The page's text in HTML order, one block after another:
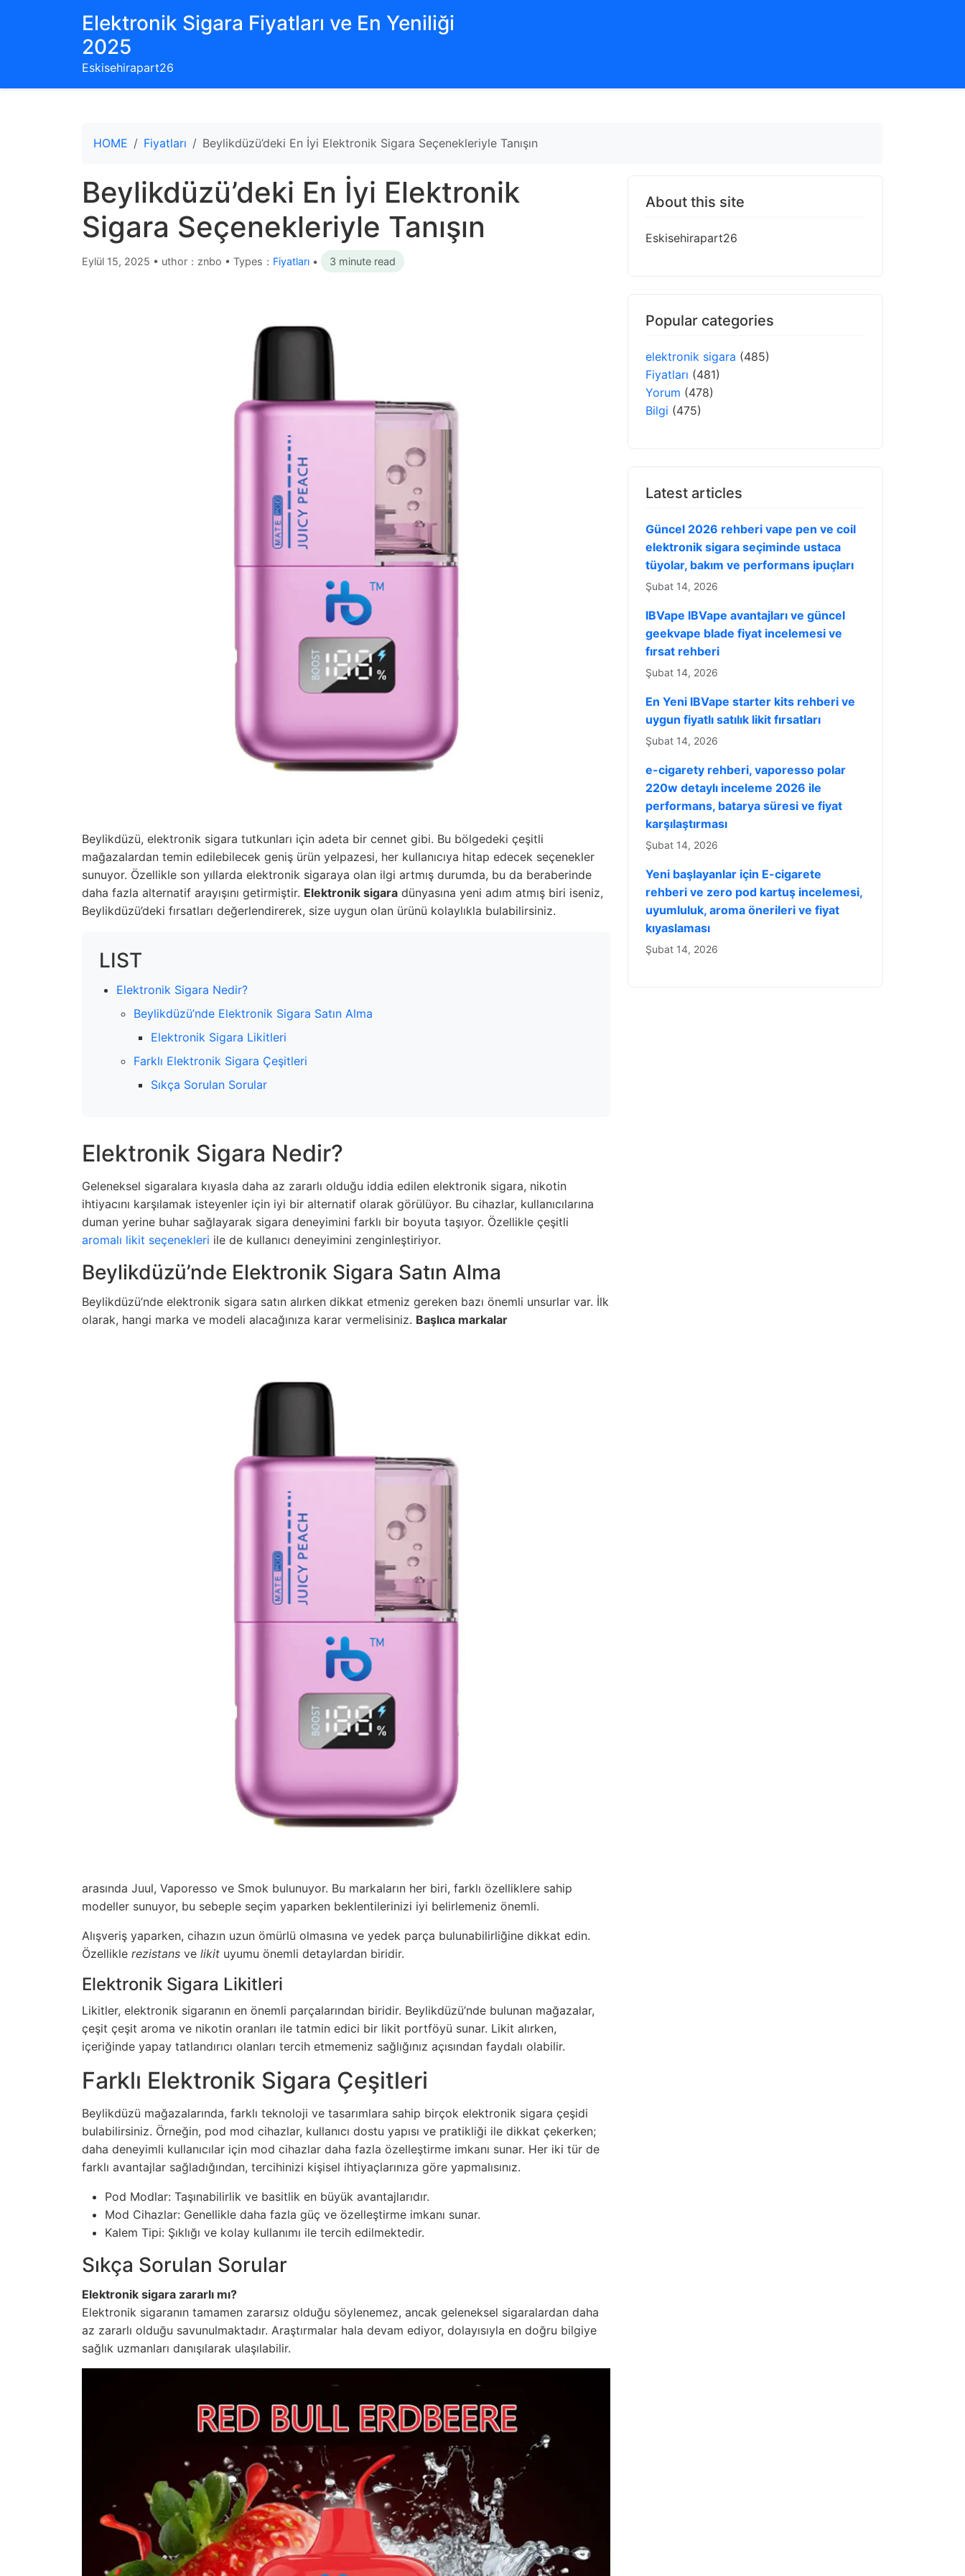
Elektronik Sigara Fiyatları ve En Yeniliği
2025
Eskisehirapart26
HOME Fiyatları Beylikdüzü’deki En İyi Elektronik Sigara Seçenekleriyle Tanışın
Beylikdüzü’deki En İyi Elektronik
Sigara Seçenekleriyle Tanışın
Eylül 15, 2025 • uthor：znbo • Types： Fiyatları • 3 minute read
Beylikdüzü, elektronik sigara tutkunları için adeta bir cennet gibi. Bu bölgedeki çeşitli
mağazalardan temin edilebilecek geniş ürün yelpazesi, her kullanıcıya hitap edecek seçenekler
sunuyor. Özellikle son yıllarda elektronik sigaraya olan ilgi artmış durumda, bu da beraberinde
daha fazla alternatif arayışını getirmiştir. Elektronik sigara dünyasına yeni adım atmış biri iseniz,
Beylikdüzü’deki fırsatları değerlendirerek, size uygun olan ürünü kolaylıkla bulabilirsiniz.
LIST
Elektronik Sigara Nedir?
Beylikdüzü’nde Elektronik Sigara Satın Alma
Elektronik Sigara Likitleri
Farklı Elektronik Sigara Çeşitleri
Sıkça Sorulan Sorular
Elektronik Sigara Nedir?
Geleneksel sigaralara kıyasla daha az zararlı olduğu iddia edilen elektronik sigara, nikotin
ihtiyacını karşılamak isteyenler için iyi bir alternatif olarak görülüyor. Bu cihazlar, kullanıcılarına
duman yerine buhar sağlayarak sigara deneyimini farklı bir boyuta taşıyor. Özellikle çeşitli
aromalı likit seçenekleri ile de kullanıcı deneyimini zenginleştiriyor.
Beylikdüzü’nde Elektronik Sigara Satın Alma
Beylikdüzü’nde elektronik sigara satın alırken dikkat etmeniz gereken bazı önemli unsurlar var. İlk
olarak, hangi marka ve modeli alacağınıza karar vermelisiniz. Başlıca markalar
arasında Juul, Vaporesso ve Smok bulunuyor. Bu markaların her biri, farklı özelliklere sahip
modeller sunuyor, bu sebeple seçim yaparken beklentilerinizi iyi belirlemeniz önemli.
Alışveriş yaparken, cihazın uzun ömürlü olmasına ve yedek parça bulunabilirliğine dikkat edin.
Özellikle rezistans ve likit uyumu önemli detaylardan biridir.
Elektronik Sigara Likitleri
Likitler, elektronik sigaranın en önemli parçalarından biridir. Beylikdüzü’nde bulunan mağazalar,
çeşit çeşit aroma ve nikotin oranları ile tatmin edici bir likit portföyü sunar. Likit alırken,
içeriğinde yapay tatlandırıcı olanları tercih etmemeniz sağlığınız açısından faydalı olabilir.
Farklı Elektronik Sigara Çeşitleri
Beylikdüzü mağazalarında, farklı teknoloji ve tasarımlara sahip birçok elektronik sigara çeşidi
bulabilirsiniz. Örneğin, pod mod cihazlar, kullanıcı dostu yapısı ve pratikliği ile dikkat çekerken;
daha deneyimli kullanıcılar için mod cihazlar daha fazla özelleştirme imkanı sunar. Her iki tür de
farklı avantajlar sağladığından, tercihinizi kişisel ihtiyaçlarınıza göre yapmalısınız.
Pod Modlar: Taşınabilirlik ve basitlik en büyük avantajlarıdır.
Mod Cihazlar: Genellikle daha fazla güç ve özelleştirme imkanı sunar.
Kalem Tipi: Şıklığı ve kolay kullanımı ile tercih edilmektedir.
Sıkça Sorulan Sorular
Elektronik sigara zararlı mı?
Elektronik sigaranın tamamen zararsız olduğu söylenemez, ancak geleneksel sigaralardan daha
az zararlı olduğu savunulmaktadır. Araştırmalar hala devam ediyor, dolayısıyla en doğru bilgiye
sağlık uzmanları danışılarak ulaşılabilir.
About this site
Eskisehirapart26
Popular categories
elektronik sigara (485)
Fiyatları (481)
Yorum (478)
Bilgi (475)
Latest articles
Güncel 2026 rehberi vape pen ve coil
elektronik sigara seçiminde ustaca
tüyolar, bakım ve performans ipuçları
Şubat 14, 2026
IBVape IBVape avantajları ve güncel
geekvape blade fiyat incelemesi ve
fırsat rehberi
Şubat 14, 2026
En Yeni IBVape starter kits rehberi ve
uygun fiyatlı satılık likit fırsatları
Şubat 14, 2026
e-cigarety rehberi, vaporesso polar
220w detaylı inceleme 2026 ile
performans, batarya süresi ve fiyat
karşılaştırması
Şubat 14, 2026
Yeni başlayanlar için E-cigarete
rehberi ve zero pod kartuş incelemesi,
uyumluluk, aroma önerileri ve fiyat
kıyaslaması
Şubat 14, 2026